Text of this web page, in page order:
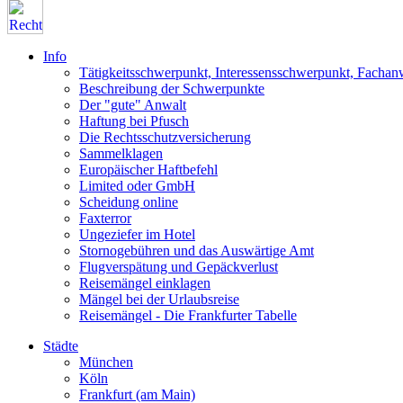
Info
Tätigkeitsschwerpunkt, Interessensschwerpunkt,
Beschreibung der Schwerpunkte
Der "gute" Anwalt
Haftung bei Pfusch
Die Rechtsschutzversicherung
Sammelklagen
Europäischer Haftbefehl
Limited oder GmbH
Scheidung online
Faxterror
Ungeziefer im Hotel
Stornogebühren und das Auswärtige Amt
Flugverspätung und Gepäckverlust
Reisemängel einklagen
Mängel bei der Urlaubsreise
Reisemängel - Die Frankfurter Tabelle
Städte
München
Köln
Frankfurt (am Main)